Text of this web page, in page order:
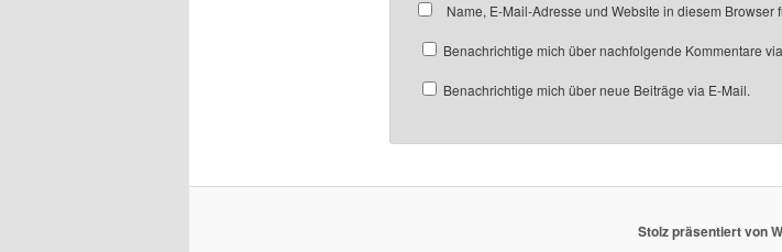
Name, E-Mail-Adresse und Website in diesem
Benachrichtige mich über nachfolgende Kommentare
Benachrichtige mich über neue Beiträge via E-Mail.
Stolz präsentiert von